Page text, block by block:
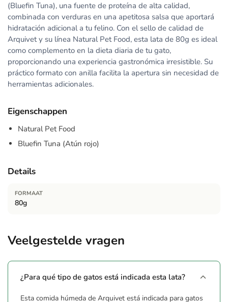
(Bluefin Tuna), una fuente de proteína de alta calidad,
combinada con verduras en una apetitosa salsa que aportará
hidratación adicional a tu felino. Con el sello de calidad de
Arquivet y su línea Natural Pet Food, esta lata de 80g es ideal
como complemento en la dieta diaria de tu gato,
proporcionando una experiencia gastronómica irresistible. Su
práctico formato con anilla facilita la apertura sin necesidad de
herramientas adicionales.
Eigenschappen
Natural Pet Food
Bluefin Tuna (Atún rojo)
Details
FORMAAT
80g
Veelgestelde vragen
¿Para qué tipo de gatos está indicada esta lata?
Esta comida húmeda de Arquivet está indicada para gatos